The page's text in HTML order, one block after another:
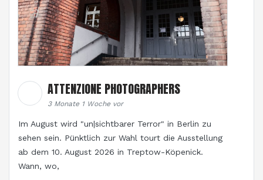
ATTENZIONE PHOTOGRAPHERS
3 Monate 1 Woche vor
Im August wird "un|sichtbarer Terror" in Berlin zu
sehen sein. Pünktlich zur Wahl tourt die Ausstellung
ab dem 10. August 2026 in Treptow-Köpenick.
Wann, wo,